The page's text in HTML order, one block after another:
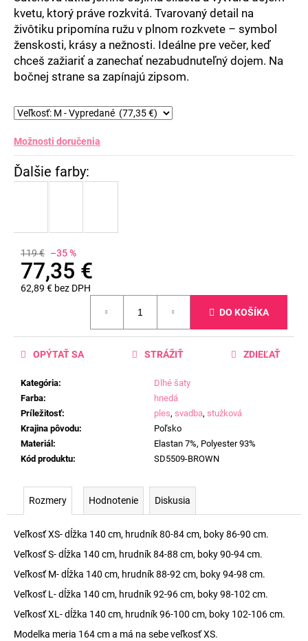
kvetu, ktorý práve rozkvitá. Tvarovaný detail na
živôtiku pripomína ružu v plnom rozkvete – symbol
ženskosti, krásy a nežnosti. Ideálne pre večer, keď
chceš zažiariť a zanechať nezabudnuteľný dojem. Na
bočnej strane sa zapínajú zipsom.
Možnosti doručenia
119 € –35 %
77,35 €
62,89 € bez DPH
DO KOŠÍKA
Kategória:
Dlhé šaty
Farba:
hnedá
Príležitosť: ples, svadba, stužková
Krajina pôvodu:
Poľsko
Materiál :
Elastan 7%, Polyester 93%
Kód produktu: SD5509-BROWN
OPÝTAŤ SA STRÁŽIŤ ZDIEĽAŤ
Rozmery Hodnotenie Diskusia
Veľkosť XS- dĺžka 140 cm, hrudník 80-84 cm, boky 86-90 cm.
Veľkosť S- dĺžka 140 cm, hrudník 84-88 cm, boky 90-94 cm.
Veľkosť M- dĺžka 140 cm, hrudník 88-92 cm, boky 94-98 cm.
Veľkosť L- dĺžka 140 cm, hrudník 92-96 cm, boky 98-102 cm.
Veľkosť XL- dĺžka 140 cm, hrudník 96-100 cm, boky 102-106 cm.
Modelka meria 164 cm a má na sebe veľkosť XS.